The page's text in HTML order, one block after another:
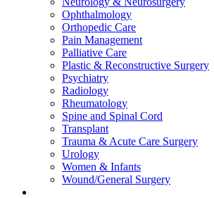
Ophthalmology
Orthopedic Care
Pain Management
Palliative Care
Plastic & Reconstructive Surgery
Psychiatry
Radiology
Rheumatology
Spine and Spinal Cord
Transplant
Trauma & Acute Care Surgery
Urology
Women & Infants
Wound/General Surgery